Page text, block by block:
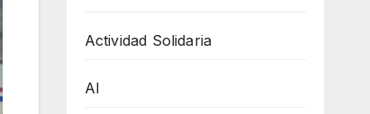
Actividad Solidaria
AI